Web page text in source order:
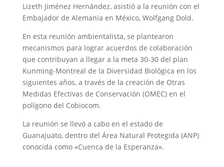
Lizeth Jiménez Hernández, asistió a la reunión con el
Embajador de Alemania en México, Wolfgang Dold.
En esta reunión ambientalista, se plantearon
mecanismos para lograr acuerdos de colaboración
que contribuyan a llegar a la meta 30-30 del plan
Kunming-Montreal de la Diversidad Biológica en los
siguientes años, a través de la creación de Otras
Medidas Efectivas de Conservación (OMEC) en el
polígono del Cobiocom.
La reunión se llevó a cabo en el estado de
Guanajuato, dentro del Área Natural Protegida (ANP)
conocida como «Cuenca de la Esperanza».